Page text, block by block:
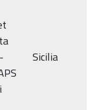
Sicilia